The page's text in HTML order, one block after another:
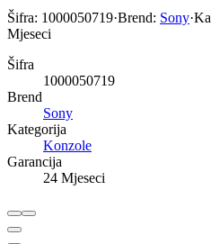
Šifra: 1000050719·Brend: Sony·
Mjeseci
Šifra
1000050719
Brend
Sony
Kategorija
Konzole
Garancija
24 Mjeseci